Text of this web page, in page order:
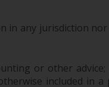
Zugang zu
Funds, eine
nach
wurde. Die
any jurisdiction
or other
included in